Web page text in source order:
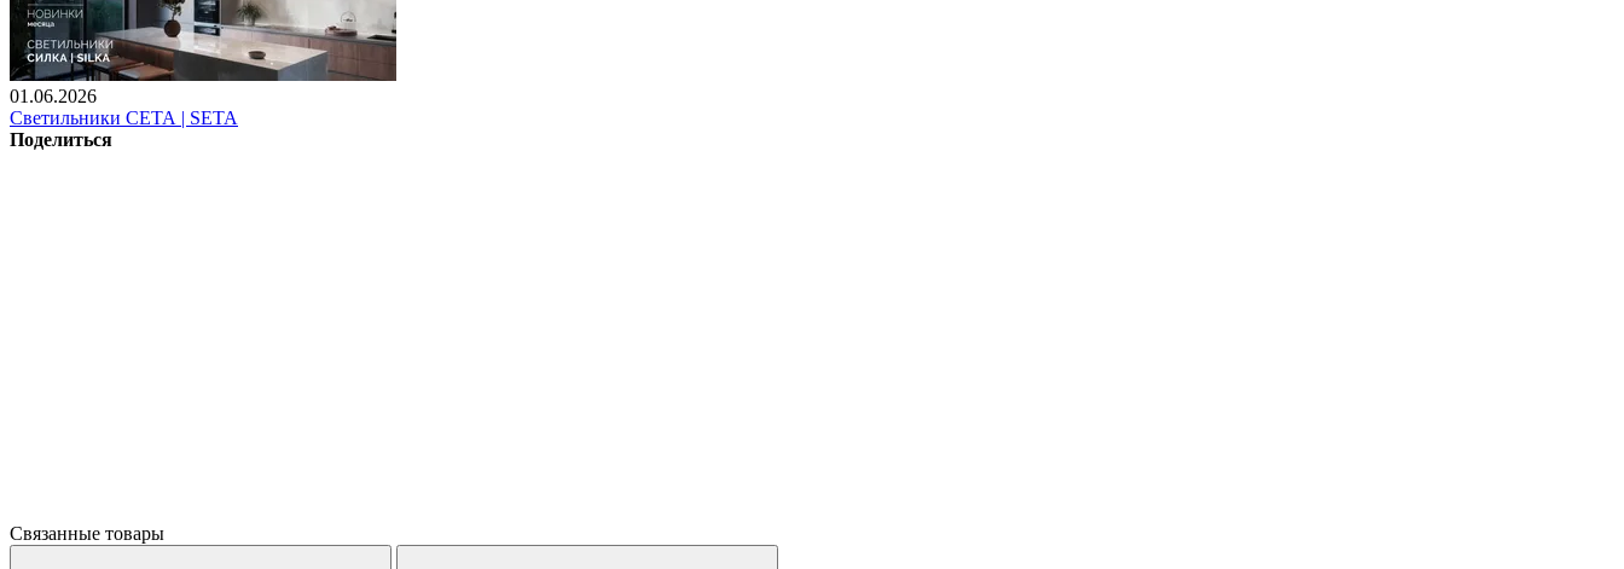
01.06.2026
Светильники СЕТА | SETA
Поделиться
Связанные товары